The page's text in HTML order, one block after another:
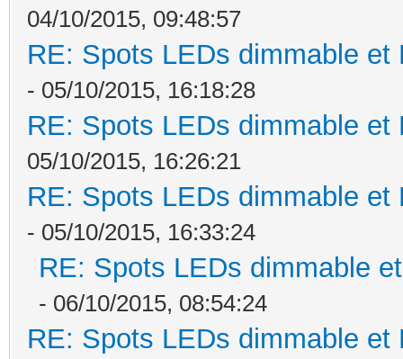
04/10/2015, 09:48:57
RE: Spots LEDs dimmable
- 05/10/2015, 16:18:28
RE: Spots LEDs dimmable
05/10/2015, 16:26:21
RE: Spots LEDs dimmable
- 05/10/2015, 16:33:24
RE: Spots LEDs dimmable
- 06/10/2015, 08:54:24
RE: Spots LEDs dimmable